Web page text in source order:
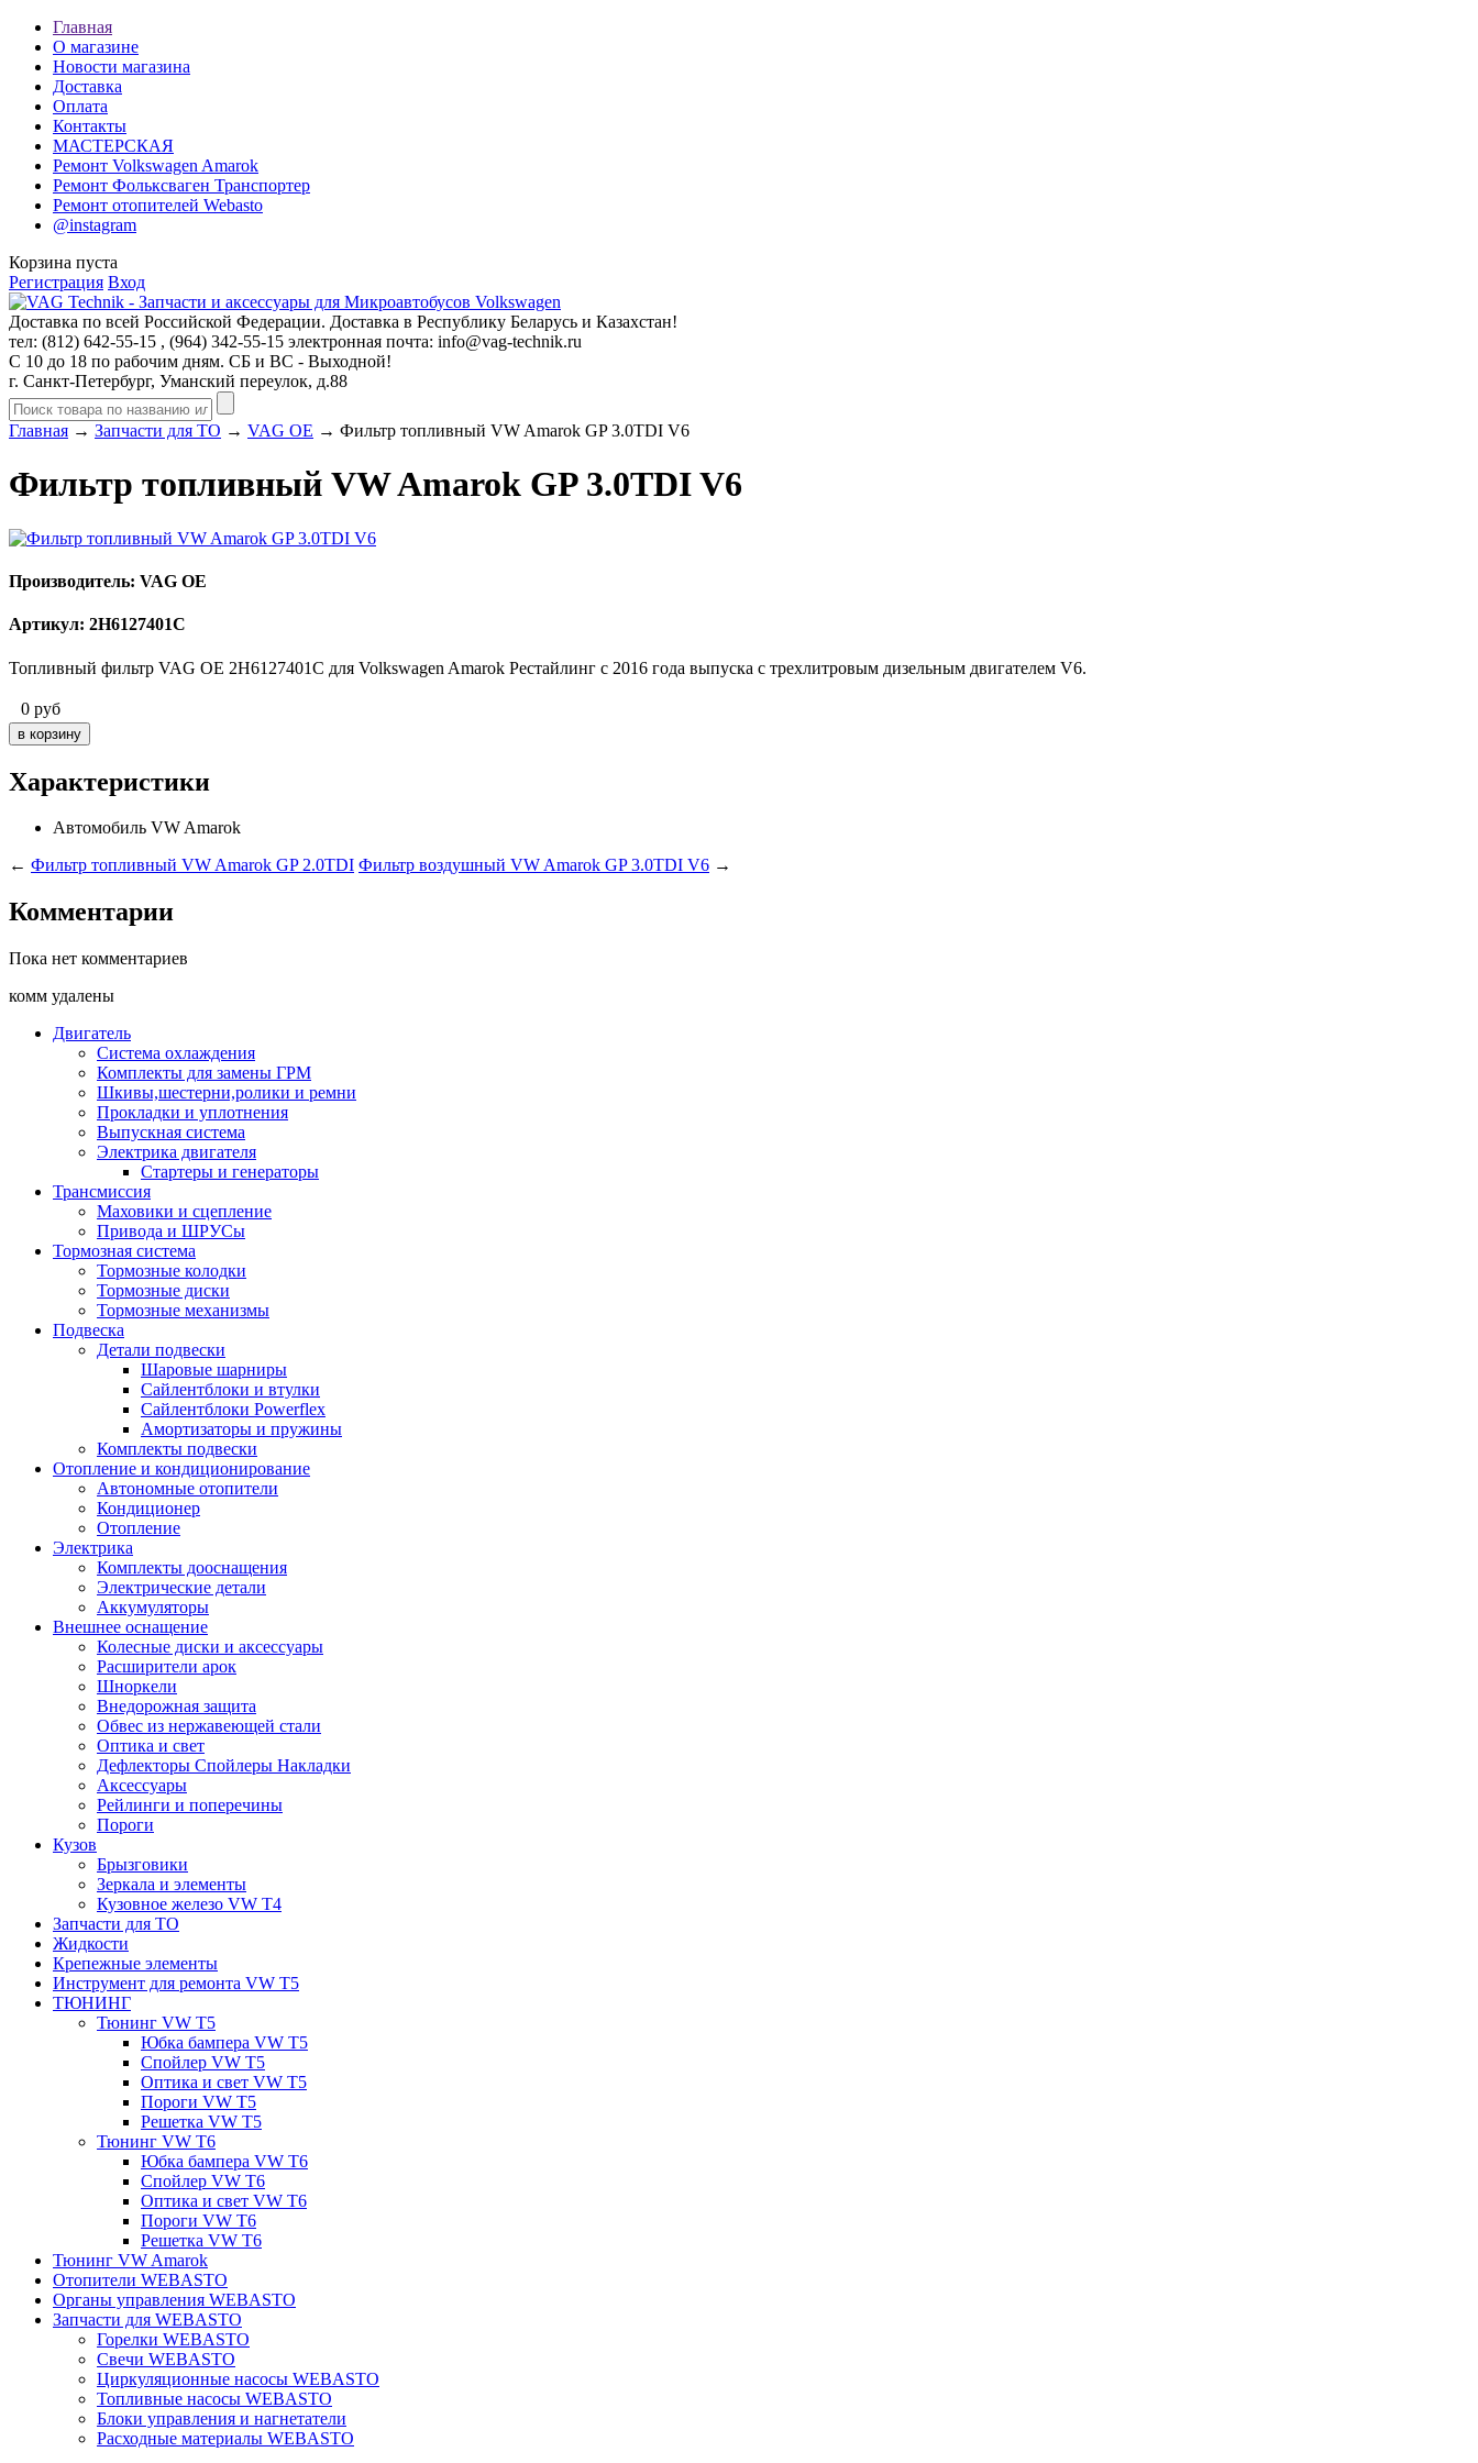
Главная
О магазине
Новости магазина
Доставка
Оплата
Контакты
МАСТЕРСКАЯ
Ремонт Volkswagen Amarok
Ремонт Фольксваген Транспортер
Ремонт отопителей Webasto
@instagram
Корзина пуста
Регистрация Вход
Доставка по всей Российской Федерации. Доставка в Республику Беларусь и Казахстан!
тел: (812) 642-55-15 , (964) 342-55-15 электронная почта: info@vag-technik.ru
С 10 до 18 по рабочим дням. СБ и ВС - Выходной!
г. Санкт-Петербург, Уманский переулок, д.88
Главная → Запчасти для ТО → VAG OE → Фильтр топливный VW Amarok GP 3.0TDI V6
Фильтр топливный VW Amarok GP 3.0TDI V6
Производитель: VAG OE
Артикул: 2H6127401C
Топливный фильтр VAG OE 2H6127401C для Volkswagen Amarok Рестайлинг с 2016 года выпуска с трехлитровым дизельным двигателем V6.
0 руб
Характеристики
Автомобиль VW Amarok
← Фильтр топливный VW Amarok GP 2.0TDI Фильтр воздушный VW Amarok GP 3.0TDI V6 →
Комментарии
Пока нет комментариев
комм удалены
Двигатель
Система охлаждения
Комплекты для замены ГРМ
Шкивы,шестерни,ролики и ремни
Прокладки и уплотнения
Выпускная система
Электрика двигателя
Стартеры и генераторы
Трансмиссия
Маховики и сцепление
Привода и ШРУСы
Тормозная система
Тормозные колодки
Тормозные диски
Тормозные механизмы
Подвеска
Детали подвески
Шаровые шарниры
Сайлентблоки и втулки
Сайлентблоки Powerflex
Амортизаторы и пружины
Комплекты подвески
Отопление и кондиционирование
Автономные отопители
Кондиционер
Отопление
Электрика
Комплекты дооснащения
Электрические детали
Аккумуляторы
Внешнее оснащение
Колесные диски и аксессуары
Расширители арок
Шноркели
Внедорожная защита
Обвес из нержавеющей стали
Оптика и свет
Дефлекторы Спойлеры Накладки
Аксессуары
Рейлинги и поперечины
Пороги
Кузов
Брызговики
Зеркала и элементы
Кузовное железо VW T4
Запчасти для ТО
Жидкости
Крепежные элементы
Инструмент для ремонта VW T5
ТЮНИНГ
Тюнинг VW T5
Юбка бампера VW T5
Спойлер VW T5
Оптика и свет VW T5
Пороги VW T5
Решетка VW T5
Тюнинг VW T6
Юбка бампера VW T6
Спойлер VW T6
Оптика и свет VW T6
Пороги VW T6
Решетка VW T6
Тюнинг VW Amarok
Отопители WEBASTO
Органы управления WEBASTO
Запчасти для WEBASTO
Горелки WEBASTO
Свечи WEBASTO
Циркуляционные насосы WEBASTO
Топливные насосы WEBASTO
Блоки управления и нагнетатели
Расходные материалы WEBASTO